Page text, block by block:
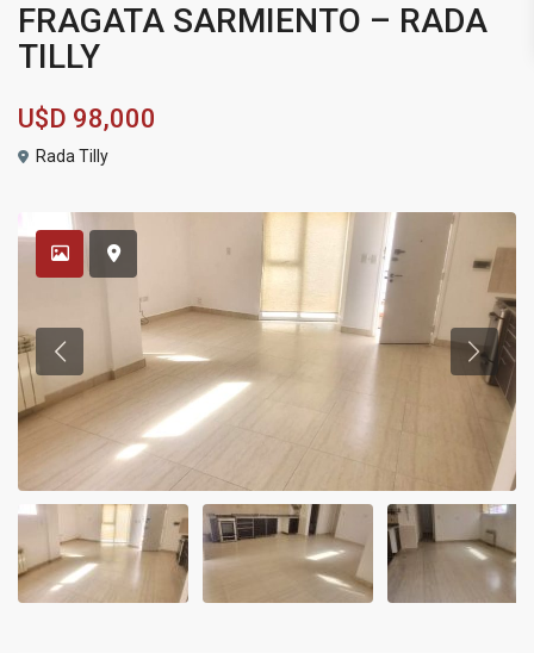
FRAGATA SARMIENTO – RADA
TILLY
U$D 98,000
Rada Tilly